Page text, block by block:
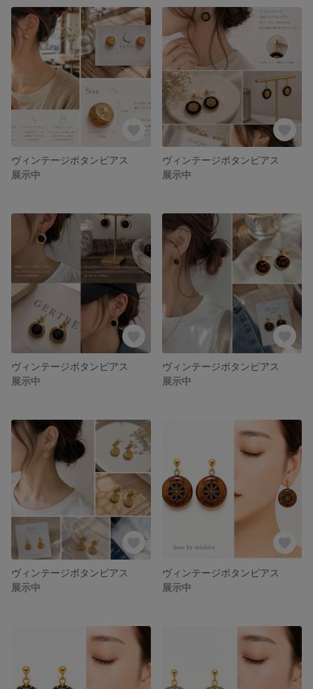
ヴィンテージボタンピアス
展示中
ヴィンテージボタンピアス
展示中
ヴィンテージボタンピアス
展示中
ヴィンテージボタンピアス
展示中
ヴィンテージボタンピアス
展示中
ヴィンテージボタンピアス
展示中